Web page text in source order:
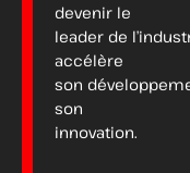
devenir le
leader de
accélère
son
son
innovation.